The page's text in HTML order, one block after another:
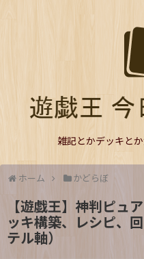
雑記とかデッキと
ホーム かどらぼ
【遊戯王】神判ピ
ッキ構築、レシピ、
テル軸）